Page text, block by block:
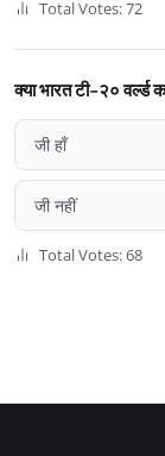
Total Votes: 72
क्या भारत टी-२० वर्ल्ड
जी हाँ
जी नहीं
Total Votes: 68